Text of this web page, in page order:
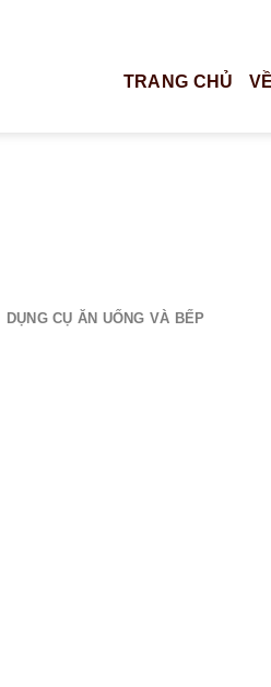
TRANG CHỦ
DỤNG CỤ ĂN UỐNG VÀ BẾP